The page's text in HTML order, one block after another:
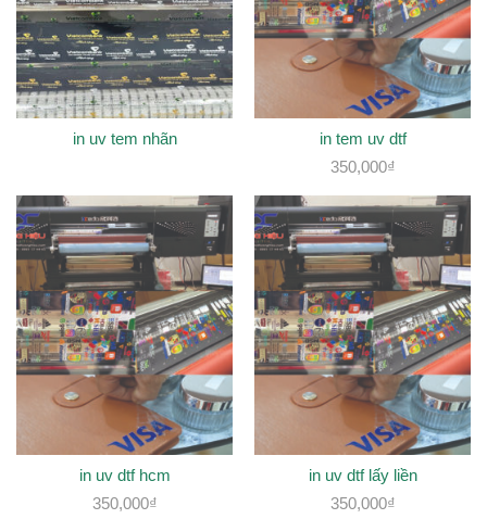
in uv tem nhãn
in tem uv dtf
350,000₫
in uv dtf hcm
350,000₫
in uv dtf lấy liền
350,000₫